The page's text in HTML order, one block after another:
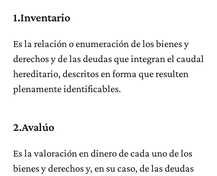
1.Inventario
Es la relación o enumeración de los bienes y
derechos y de las deudas que integran el caudal
hereditario, descritos en forma que resulten
plenamente identificables.
2.Avalúo
Es la valoración en dinero de cada uno de los
bienes y derechos y, en su caso, de las deudas